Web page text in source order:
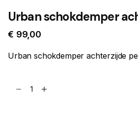
Urban schokdemper
€ 99,00
Urban schokdemper achterzijde